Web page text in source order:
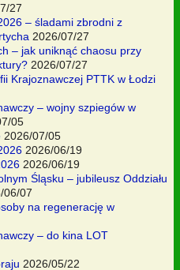
27
– śladami zbrodni z
2026/07/27
– jak uniknąć chaosu przy
2026/07/27
Krajoznawczej PTTK w Łodzi
– wojny szpiegów w
05
2026/07/05
2026/06/19
2026/06/19
Śląsku – jubileusz Oddziału
06/07
na regenerację w
– do kina LOT
2026/05/22